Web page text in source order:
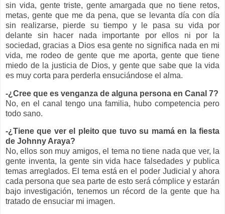
sin vida, gente triste, gente amargada que no tiene retos,
metas, gente que me da pena, que se levanta día con día
sin realizarse, pierde su tiempo y le pasa su vida por
delante sin hacer nada importante por ellos ni por la
sociedad, gracias a Dios esa gente no significa nada en mi
vida, me rodeo de gente que me aporta, gente que tiene
miedo de la justicia de Dios, y gente que sabe que la vida
es muy corta para perderla ensuciándose el alma.
-¿Cree que es venganza de alguna persona en Canal 7?
No, en el canal tengo una familia, hubo competencia pero
todo sano.
-¿Tiene que ver el pleito que tuvo su mamá en la fiesta
de Johnny Araya?
No, ellos son muy amigos, el tema no tiene nada que ver, la
gente inventa, la gente sin vida hace falsedades y publica
temas arreglados. El tema está en el poder Judicial y ahora
cada persona que sea parte de esto será cómplice y estarán
bajo investigación, tenemos un récord de la gente que ha
tratado de ensuciar mi imagen.